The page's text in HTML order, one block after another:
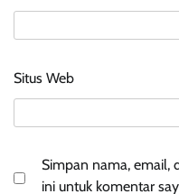
Situs Web
Simpan nama, email,
ini untuk komentar